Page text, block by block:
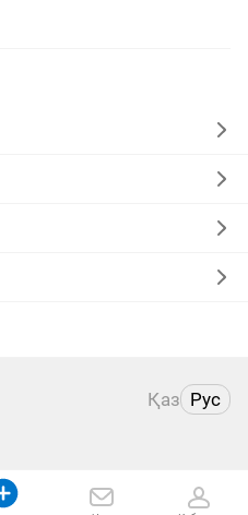
для коляски
Қаз Рус